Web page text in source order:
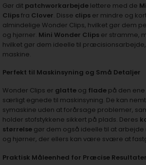
Gør dit patchworkarbejde lettere med de
Clipsfra Clover. Disse clips er mindre og
almindelige Wonder Clips, hvilket gør dem
og hjørner. Mini Wonder Clips er stramme,
hvilket gør dem ideelle til
maskine.
Perfekt til Maskinsyning og Små Detaljer
Wonder Clips er glatte og flade på den
særligt egnede til maskinsyning. De kan
symaskine uden at forårsage problemer,
holder stofstykkene sikkert på plads. Deres
størrelse gør dem også ideelle til at arbejde
og hjørner, der ellers kan være svære at
Praktisk Måleenhed for Præcise Resultater